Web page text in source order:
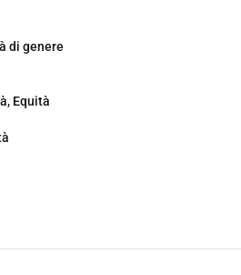
di genere
Equità